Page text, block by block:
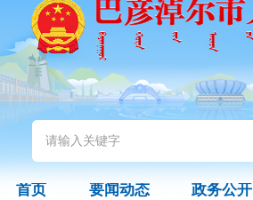
头条 国务院信息
政务动态
图片新闻
政务公开
首页 要闻动态 政务公开